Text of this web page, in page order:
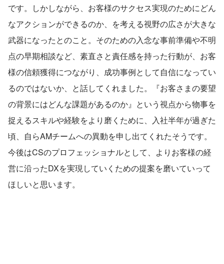
です。しかしながら、お客様のサクセス実現のためにどん
なアクションができるのか、を考える視野の広さが大きな
武器になったとのこと。そのための入念な事前準備や不明
点の早期相談など、素直さと責任感を持った行動が、お客
様の信頼獲得につながり、成功事例として自信になってい
るのではないか、と話してくれました。『お客さまの要望
の背景にはどんな課題があるのか』という視点から物事を
捉えるスキルや経験をより磨くために、入社半年が過ぎた
頃、自らAMチームへの異動を申し出てくれたそうです。
今後はCSのプロフェッショナルとして、よりお客様の経
営に沿ったDXを実現していくための提案を磨いていって
ほしいと思います。